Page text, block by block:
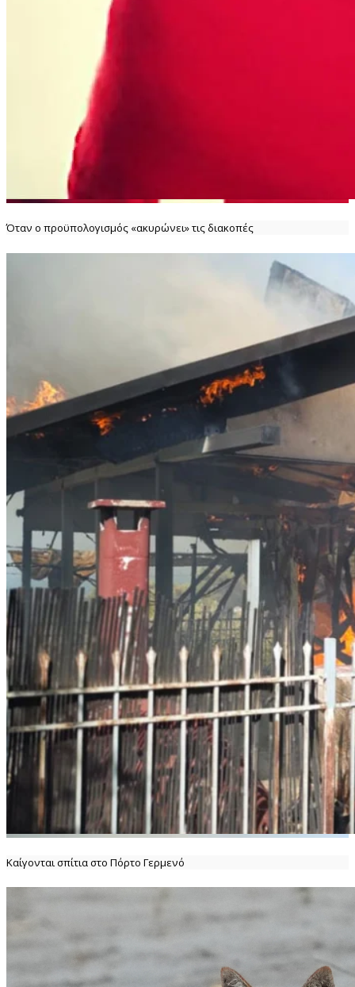
Όταν ο προϋπολογισμός «ακυρώνει» τις διακοπές
Καίγονται σπίτια στο Πόρτο Γερμενό